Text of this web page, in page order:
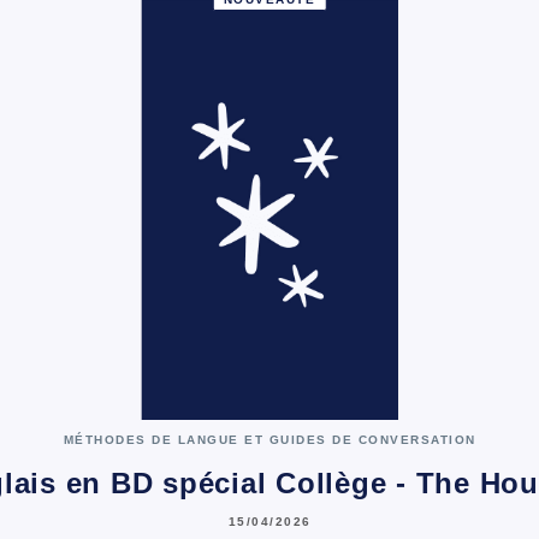
MÉTHODES DE LANGUE ET GUIDES DE CONVERSATION
en BD spécial Collège - The
15/04/2026